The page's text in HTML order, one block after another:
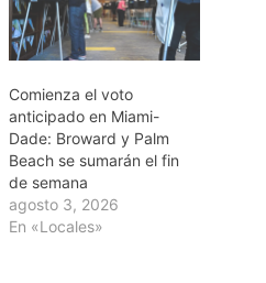
Comienza el voto
anticipado en Miami-
Dade: Broward y Palm
Beach se sumarán el fin
de semana
agosto 3, 2026
En «Locales»